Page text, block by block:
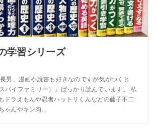
学習シリーズ
男、漫画や読書も好きなのですが気がつくと
パイファミリー）」ばっかり読んでいます。 私
ドラえもんや忍者ハットリくんなどの藤子不二
ゃんやキン肉...